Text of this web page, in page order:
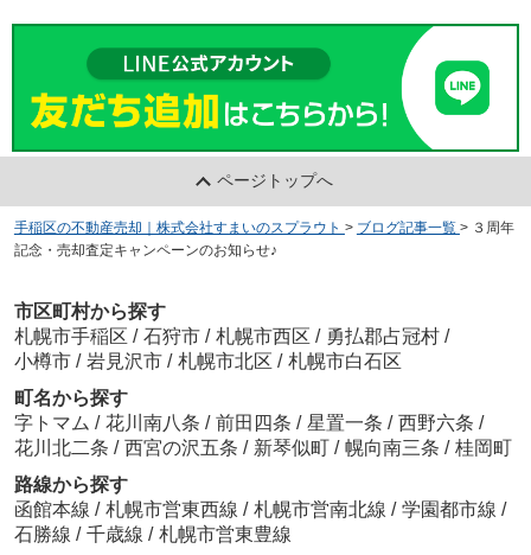
ページトップへ
手稲区の不動産売却｜株式会社すまいのスプラウト > ブログ記事一覧 > ３周年
記念・売却査定キャンペーンのお知らせ♪
市区町村から探す
札幌市手稲区 / 石狩市 / 札幌市西区 / 勇払郡占冠村 /
小樽市 / 岩見沢市 / 札幌市北区 / 札幌市白石区
町名から探す
字トマム / 花川南八条 / 前田四条 / 星置一条 / 西野六条 /
花川北二条 / 西宮の沢五条 / 新琴似町 / 幌向南三条 / 桂岡町
路線から探す
函館本線 / 札幌市営東西線 / 札幌市営南北線 / 学園都市線 /
石勝線 / 千歳線 / 札幌市営東豊線